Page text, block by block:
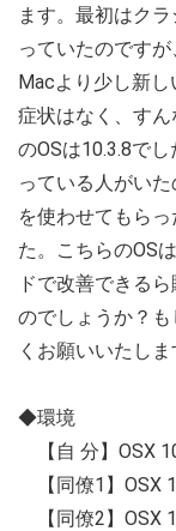
ます。最初はク
っていたのです
Macより少し新
症状はなく、す
のOSは10.3.8で
っている人がい
を使わせてもら
た。こちらのOS
ドで改善できる
のでしょうか？
くお願いいたしま
◆環境
【自 分】OSX
【同僚1】OSX
【同僚2】OSX